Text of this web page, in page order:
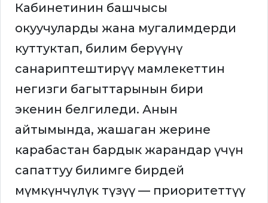
Кабинетинин башчысы
окуучуларды жана мугалимдерди
куттуктап, билим берүүнү
санариптештирүү мамлекеттин
негизги багыттарынын бири
экенин белгиледи. Анын
айтымында, жашаган жерине
карабастан бардык жарандар үчүн
сапаттуу билимге бирдей
мүмкүнчүлүк түзүү — приоритеттүү